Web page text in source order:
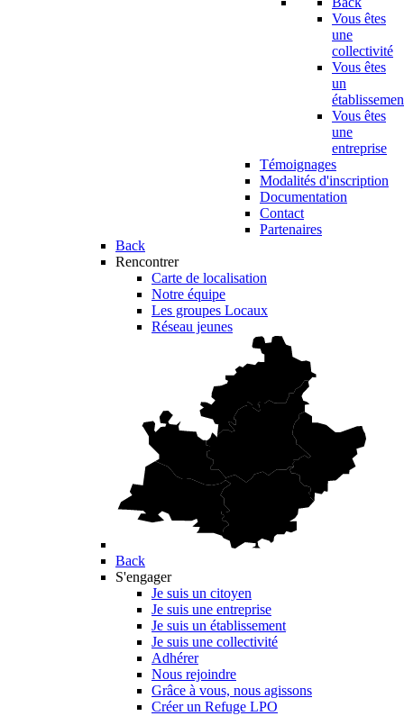
Vous êtes
une
collectivité
Vous êtes
un
Vous êtes
une
entreprise
Témoignages
Modalités d'inscription
Documentation
Contact
Partenaires
Back
Rencontrer
Carte de localisation
Notre équipe
Les groupes Locaux
Réseau jeunes
Back
S'engager
Je suis un citoyen
Je suis une entreprise
Je suis un établissement
Je suis une collectivité
Adhérer
Nous rejoindre
Grâce à vous, nous agissons
Créer un Refuge LPO